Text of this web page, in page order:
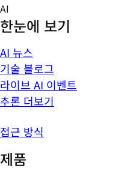
Skip
to
content
AI
한눈에 보기
AI 뉴스
기술 블로그
라이브 AI 이벤트
추론 더보기
접근 방식
제품